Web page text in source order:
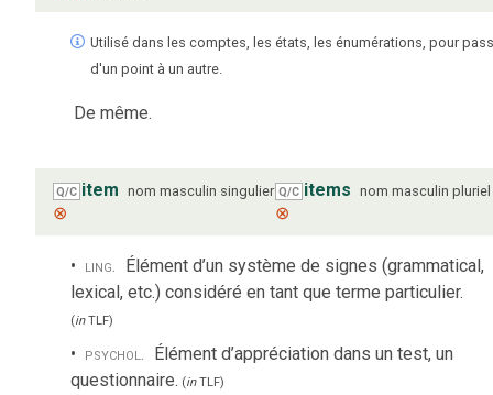
Utilisé dans les comptes, les états, les énumérations, pour
d'un point à un autre.
De même.
Q/C
⊗
item nom masculin singulier Q/C
⊗
items nom masculin pluriel
ling. Élément d’un système de signes (grammatical,
lexical, etc.) considéré en tant que terme particulier.
(inTLF)
psychol. Élément d’appréciation dans un test, un
questionnaire. (inTLF)